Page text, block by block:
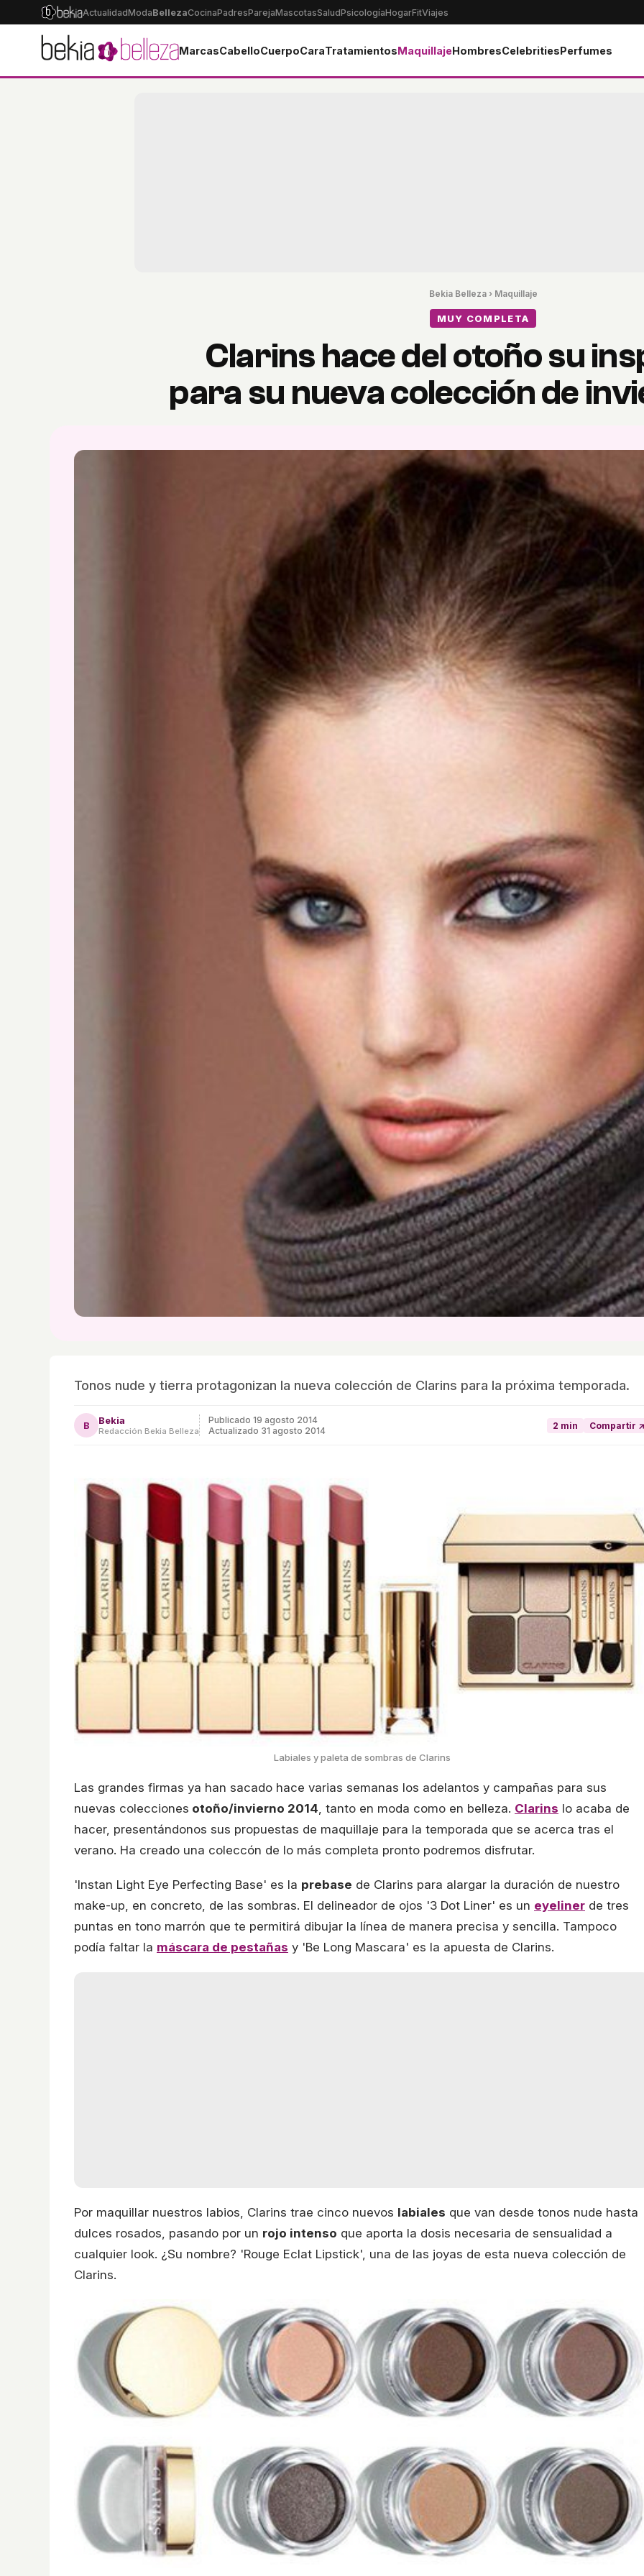
ActualidadModaBellezaCocinaPadresParejaMascotasSaludPsicologíaHogarFitViajes
MarcasCabelloCuerpoCaraTratamientosMaquillajeHombresCelebritiesPerfumes
Bekia Belleza› Maquillaje
MUY COMPLETA
Clarins hace del otoño su
para su nueva colección de
Tonos nude y tierra protagonizan la nueva colección de Clarins para la próxima temporada.
B Bekia
Redacción Bekia Belleza
Publicado 19 agosto 2014
Actualizado 31 agosto 2014
2 min Compartir ↗
Labiales y paleta de sombras de Clarins
Las grandes firmas ya han sacado hace varias semanas los adelantos y campañas para sus
nuevas colecciones otoño/invierno 2014, tanto en moda como en belleza. Clarins lo acaba de
hacer, presentándonos sus propuestas de maquillaje para la temporada que se acerca tras el
verano. Ha creado una coleccón de lo más completa pronto podremos disfrutar.
'Instan Light Eye Perfecting Base' es la prebase de Clarins para alargar la duración de nuestro
make-up, en concreto, de las sombras. El delineador de ojos '3 Dot Liner' es un eyeliner de tres
puntas en tono marrón que te permitirá dibujar la línea de manera precisa y sencilla. Tampoco
podía faltar la máscara de pestañas y 'Be Long Mascara' es la apuesta de Clarins.
Por maquillar nuestros labios, Clarins trae cinco nuevos labiales que van desde tonos nude hasta
dulces rosados, pasando por un rojo intenso que aporta la dosis necesaria de sensualidad a
cualquier look. ¿Su nombre? 'Rouge Eclat Lipstick', una de las joyas de esta nueva colección de
Clarins.